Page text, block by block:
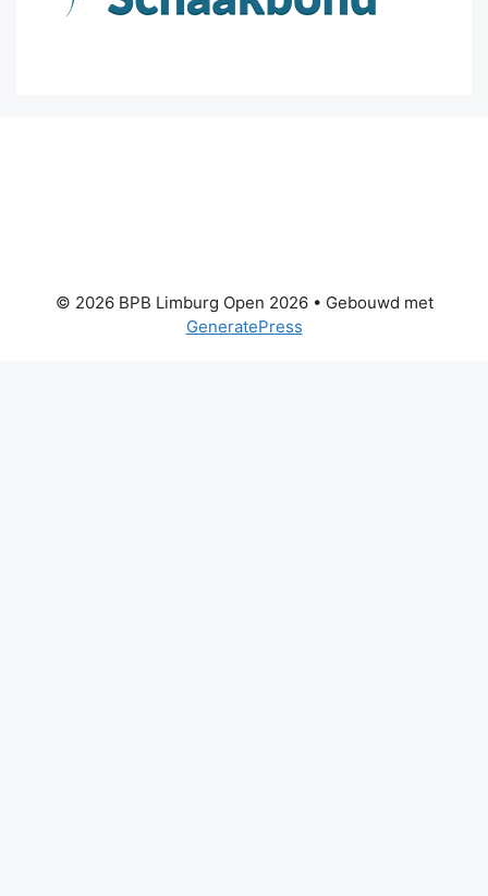
© 2026 BPB Limburg Open 2026• Gebouwd met
GeneratePress